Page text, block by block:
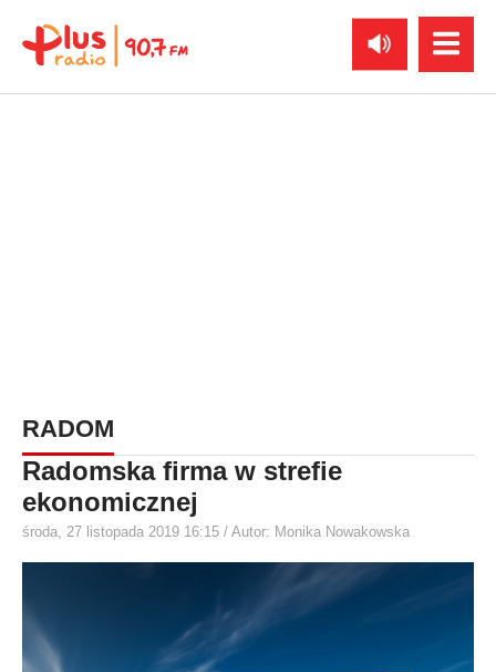
RADOM
Radomska firma w strefie
ekonomicznej
środa, 27 listopada 2019 16:15 / Autor: Monika Nowakowska